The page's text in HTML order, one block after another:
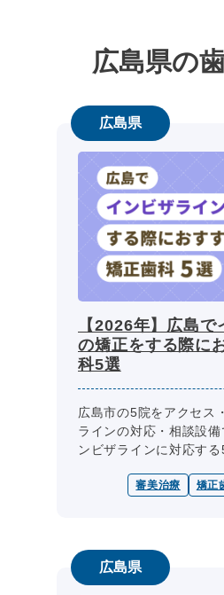
広島県の
広島県
【2026年】広島
の矯正をする際に
科5選
広島市の5院をアクセス
ラインの対応・相談設
ンビザラインに対応す
検査設備などを一覧で
審美治療 矯正
広島県